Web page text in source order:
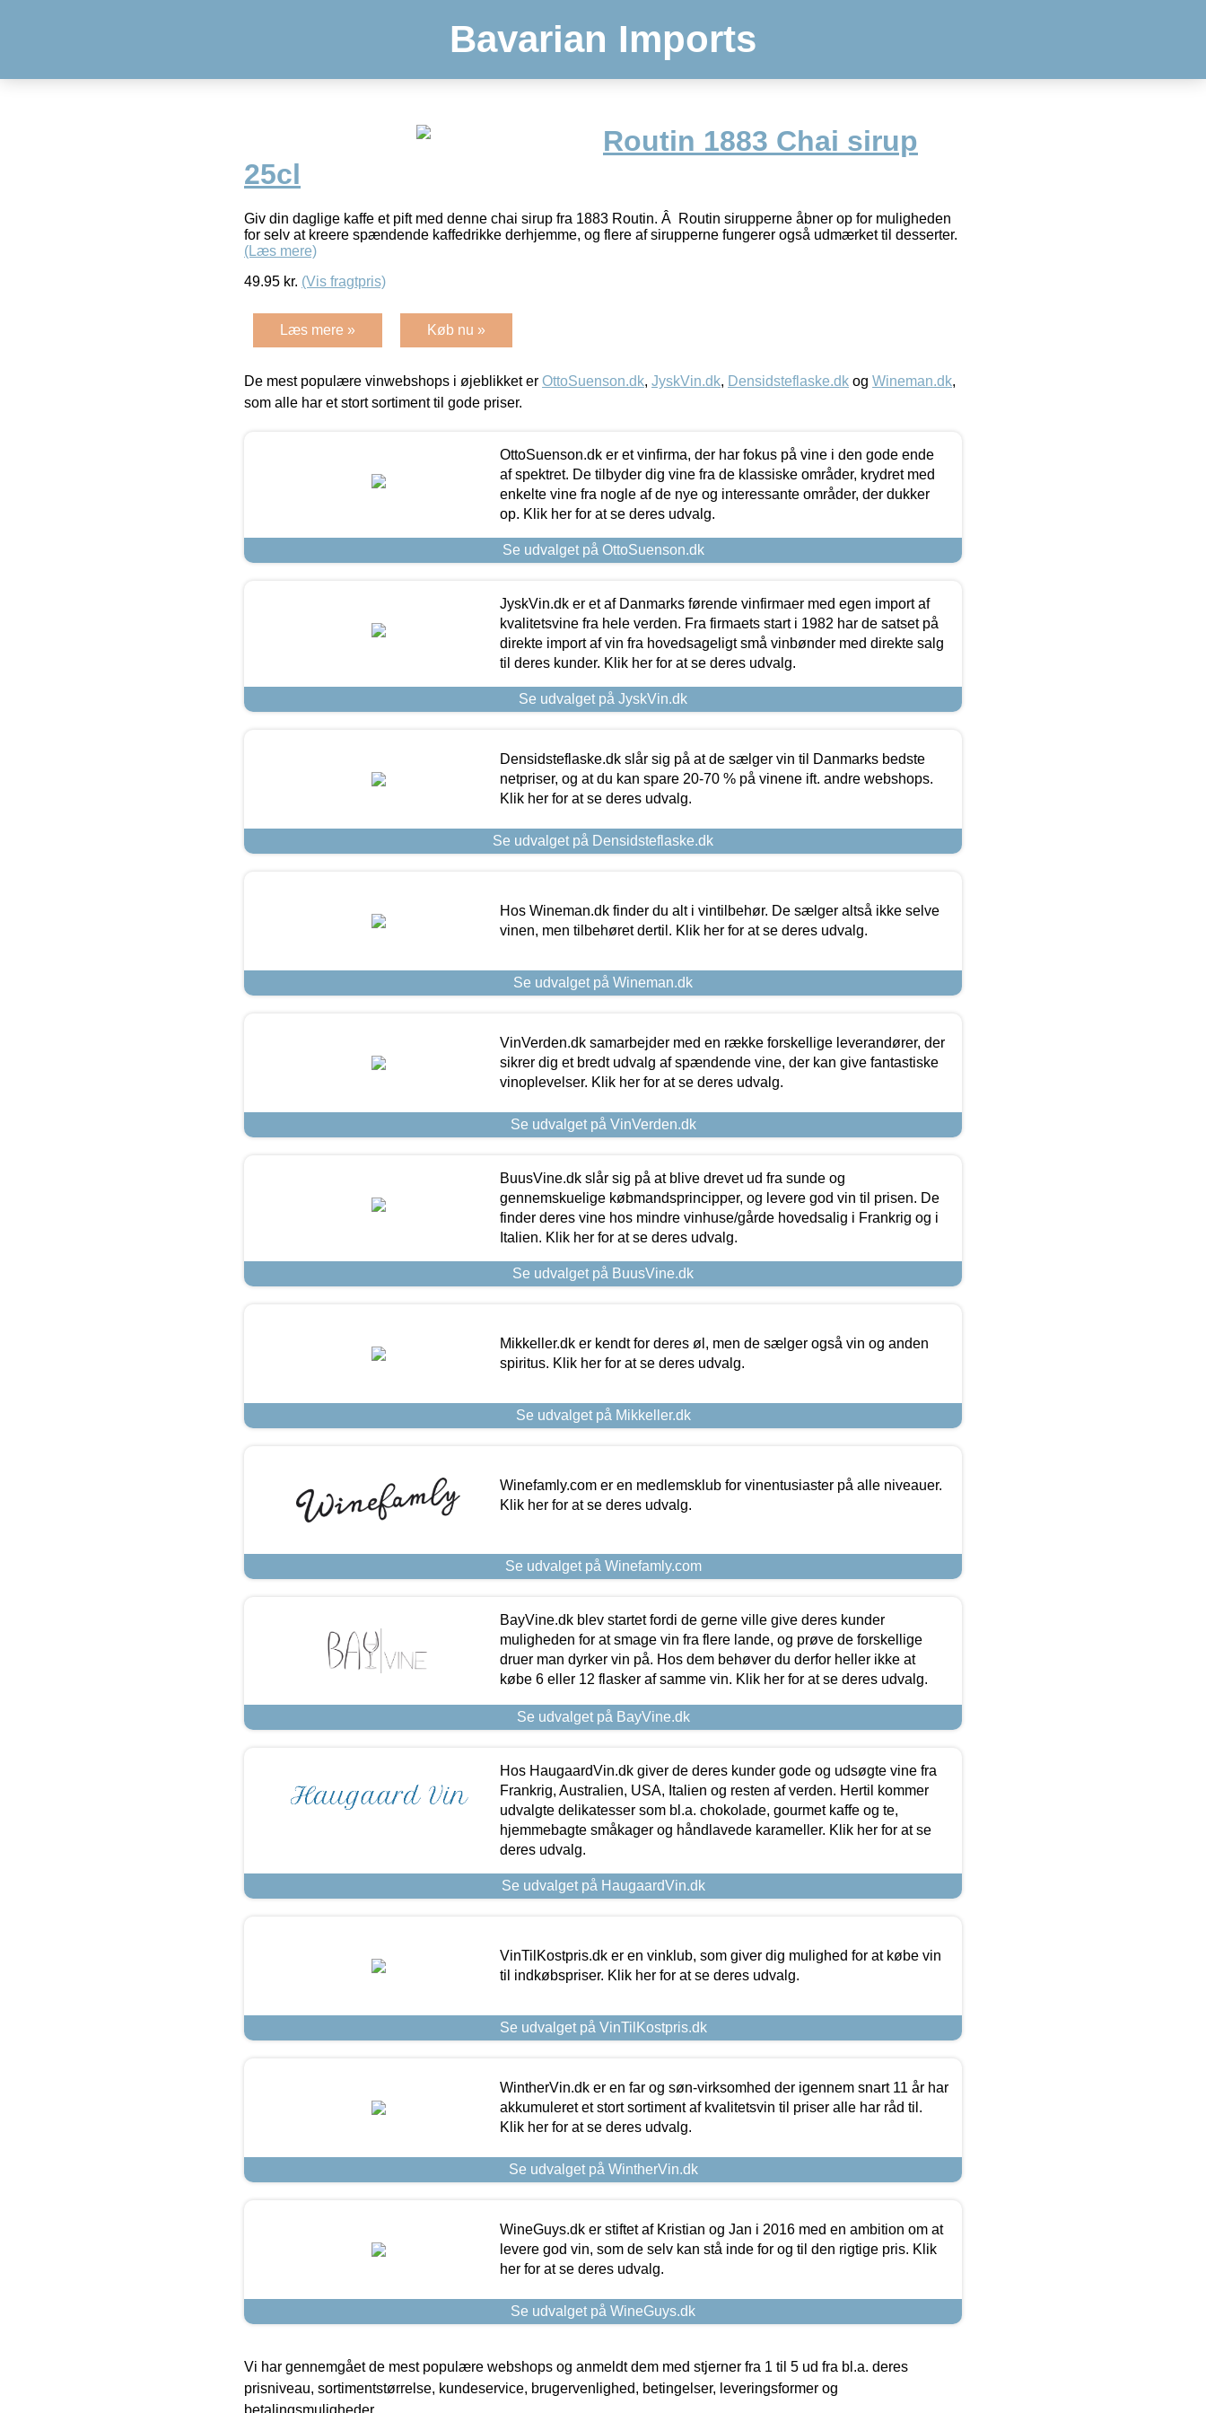
Bavarian Imports
Routin 1883 Chai sirup
25cl
Giv din daglige kaffe et pift med denne chai sirup fra 1883 Routin. Â Routin sirupperne åbner op for muligheden
for selv at kreere spændende kaffedrikke derhjemme, og flere af sirupperne fungerer også udmærket til desserter.
(Læs mere)
49.95 kr. (Vis fragtpris)
Læs mere » Køb nu »
De mest populære vinwebshops i øjeblikket er OttoSuenson.dk, JyskVin.dk, Densidsteflaske.dk og Wineman.dk,
som alle har et stort sortiment til gode priser.
OttoSuenson.dk er et vinfirma, der har fokus på vine i den gode ende
af spektret. De tilbyder dig vine fra de klassiske områder, krydret med
enkelte vine fra nogle af de nye og interessante områder, der dukker
op. Klik her for at se deres udvalg.
Se udvalget på OttoSuenson.dk
JyskVin.dk er et af Danmarks førende vinfirmaer med egen import af
kvalitetsvine fra hele verden. Fra firmaets start i 1982 har de satset på
direkte import af vin fra hovedsageligt små vinbønder med direkte salg
til deres kunder. Klik her for at se deres udvalg.
Se udvalget på JyskVin.dk
Densidsteflaske.dk slår sig på at de sælger vin til Danmarks bedste
netpriser, og at du kan spare 20-70 % på vinene ift. andre webshops.
Klik her for at se deres udvalg.
Se udvalget på Densidsteflaske.dk
Hos Wineman.dk finder du alt i vintilbehør. De sælger altså ikke selve
vinen, men tilbehøret dertil. Klik her for at se deres udvalg.
Se udvalget på Wineman.dk
VinVerden.dk samarbejder med en række forskellige leverandører, der
sikrer dig et bredt udvalg af spændende vine, der kan give fantastiske
vinoplevelser. Klik her for at se deres udvalg.
Se udvalget på VinVerden.dk
BuusVine.dk slår sig på at blive drevet ud fra sunde og
gennemskuelige købmandsprincipper, og levere god vin til prisen. De
finder deres vine hos mindre vinhuse/gårde hovedsalig i Frankrig og i
Italien. Klik her for at se deres udvalg.
Se udvalget på BuusVine.dk
Mikkeller.dk er kendt for deres øl, men de sælger også vin og anden
spiritus. Klik her for at se deres udvalg.
Se udvalget på Mikkeller.dk
Winefamly.com er en medlemsklub for vinentusiaster på alle niveauer.
Klik her for at se deres udvalg.
Se udvalget på Winefamly.com
BayVine.dk blev startet fordi de gerne ville give deres kunder
muligheden for at smage vin fra flere lande, og prøve de forskellige
druer man dyrker vin på. Hos dem behøver du derfor heller ikke at
købe 6 eller 12 flasker af samme vin. Klik her for at se deres udvalg.
Se udvalget på BayVine.dk
Hos HaugaardVin.dk giver de deres kunder gode og udsøgte vine fra
Frankrig, Australien, USA, Italien og resten af verden. Hertil kommer
udvalgte delikatesser som bl.a. chokolade, gourmet kaffe og te,
hjemmebagte småkager og håndlavede karameller. Klik her for at se
deres udvalg.
Se udvalget på HaugaardVin.dk
VinTilKostpris.dk er en vinklub, som giver dig mulighed for at købe vin
til indkøbspriser. Klik her for at se deres udvalg.
Se udvalget på VinTilKostpris.dk
WintherVin.dk er en far og søn-virksomhed der igennem snart 11 år har
akkumuleret et stort sortiment af kvalitetsvin til priser alle har råd til.
Klik her for at se deres udvalg.
Se udvalget på WintherVin.dk
WineGuys.dk er stiftet af Kristian og Jan i 2016 med en ambition om at
levere god vin, som de selv kan stå inde for og til den rigtige pris. Klik
her for at se deres udvalg.
Se udvalget på WineGuys.dk
Vi har gennemgået de mest populære webshops og anmeldt dem med stjerner fra 1 til 5 ud fra bl.a. deres
prisniveau, sortimentstørrelse, kundeservice, brugervenlighed, betingelser, leveringsformer og
betalingsmuligheder.